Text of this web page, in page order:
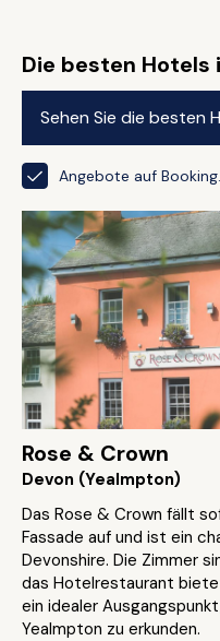
Die besten Hotels
Sehen Sie die besten
Angebote auf
Rose & Crown
Devon (Yealmpton)
Das Rose & Crown fällt
Fassade auf und ist ein
Devonshire. Die Zimmer
das Hotelrestaurant
ein idealer
Yealmpton zu erkunden.